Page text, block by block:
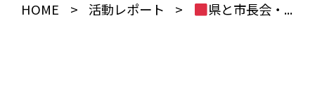
HOME > 活動レポート > 県と市長会・...